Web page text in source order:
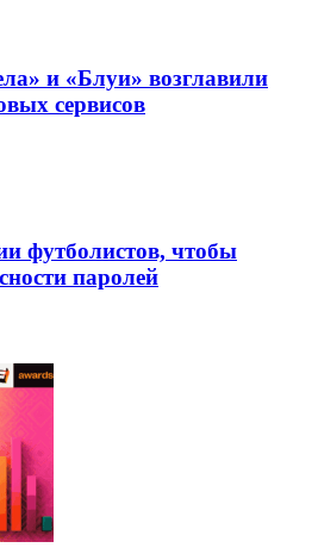
и «Блуи» возглавили
сервисов
футболистов, чтобы
паролей